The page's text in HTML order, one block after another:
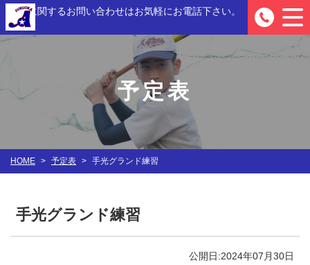
入部に関するお問い合わせはお気軽にお電話下さい。
予定表
HOME > 予定表 > 手光グランド練習
手光グランド練習
公開日:2024年07月30日